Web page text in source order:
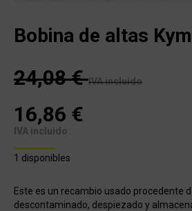
Bobina de altas
24,08€ IVA incluido
16,86 €
IVA incluido
1 disponibles
Este es un recambio usado procedente
descontaminado, despiezado y